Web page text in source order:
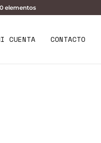
0 elementos
CUENTA CONTACTO